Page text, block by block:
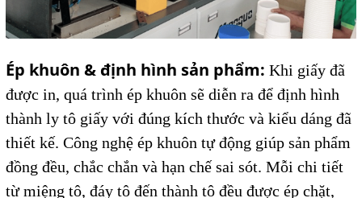
Ép khuôn & định hình sản phẩm: Khi giấy đã
được in, quá trình ép khuôn sẽ diễn ra để định hình
thành ly tô giấy với đúng kích thước và kiểu dáng đã
thiết kế. Công nghệ ép khuôn tự động giúp sản phẩm
đồng đều, chắc chắn và hạn chế sai sót. Mỗi chi tiết
từ miệng tô, đáy tô đến thành tô đều được ép chặt,